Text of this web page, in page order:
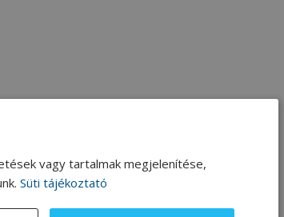
vagy tartalmak megjelenítése,
Süti tájékoztató